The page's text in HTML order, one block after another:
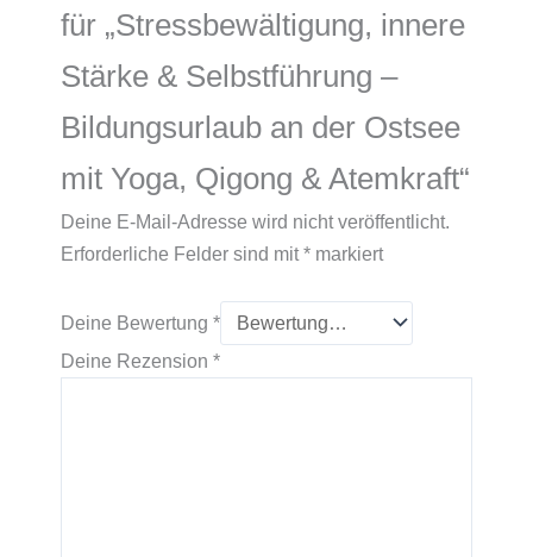
für „Stressbewältigung, innere
Stärke & Selbstführung –
Bildungsurlaub an der Ostsee
mit Yoga, Qigong & Atemkraft“
Deine E-Mail-Adresse wird nicht veröffentlicht.
Erforderliche Felder sind mit* markiert
Deine Bewertung *
Deine Rezension *